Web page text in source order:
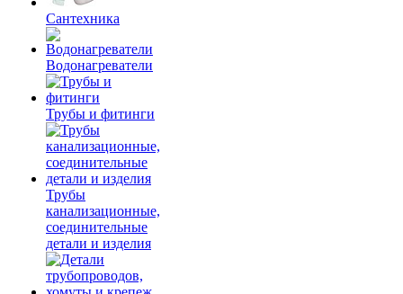
Сантехника
Водонагреватели
Трубы и фитинги
Трубы
канализационные,
соединительные
детали и изделия